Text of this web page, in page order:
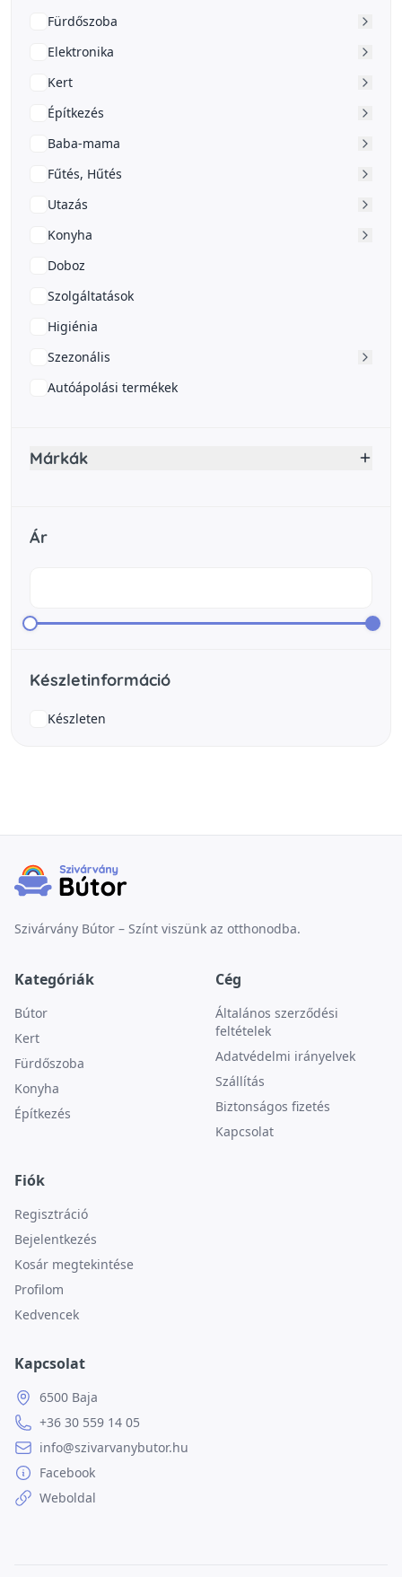
Fürdőszoba
Elektronika
Kert
Építkezés
Baba-mama
Fűtés, Hűtés
Utazás
Konyha
Doboz
Szolgáltatások
Higiénia
Szezonális
Autóápolási termékek
Márkák
Ár
Készletinformáció
Készleten
Szivárvány Bútor – Színt viszünk az otthonodba.
Kategóriák
Bútor
Kert
Fürdőszoba
Konyha
Építkezés
Cég
Általános szerződési
feltételek
Adatvédelmi irányelvek
Szállítás
Biztonságos fizetés
Kapcsolat
Fiók
Regisztráció
Bejelentkezés
Kosár megtekintése
Profilom
Kedvencek
Kapcsolat
6500 Baja
+36 30 559 14 05
info@szivarvanybutor.hu
Facebook
Weboldal